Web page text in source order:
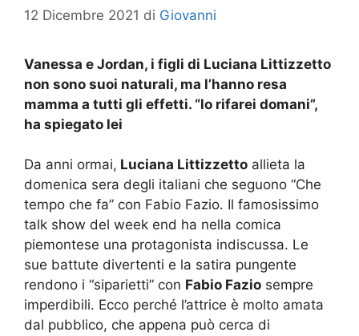
12 Dicembre 2021 di Giovanni
Vanessa e Jordan, i figli di Luciana Littizzetto
non sono suoi naturali, ma l’hanno resa
mamma a tutti gli effetti. “lo rifarei domani”,
ha spiegato lei
Da anni ormai, Luciana Littizzetto allieta la
domenica sera degli italiani che seguono “Che
tempo che fa” con Fabio Fazio. Il famosissimo
talk show del week end ha nella comica
piemontese una protagonista indiscussa. Le
sue battute divertenti e la satira pungente
rendono i “siparietti” con Fabio Fazio sempre
imperdibili. Ecco perché l’attrice è molto amata
dal pubblico, che appena può cerca di